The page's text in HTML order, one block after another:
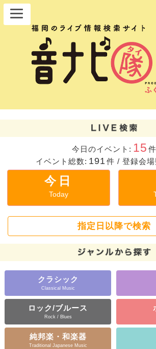
今日のイベント: 15 件
イベント総数: 191 件 / 登録会場
今日
Today
指定日以降で検索
クラシック
Classical Music
ロック/ブルース
Rock / Blues
純邦楽・和楽器
Traditional Japanese Music